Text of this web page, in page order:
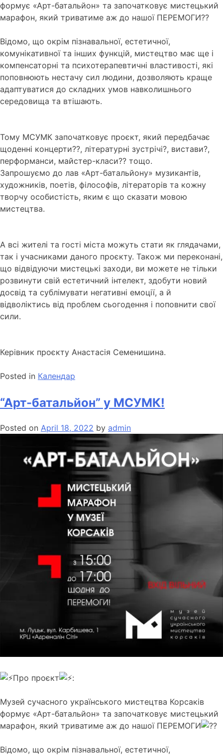
формує «Арт-батальйон» та започатковує мистецький
марафон, який триватиме аж до нашої ПЕРЕМОГИ??
Відомо, що окрім пізнавальної, естетичної,
комунікативної та інших функцій, мистецтво має ще і
компенсаторні та психотерапевтичні властивості, які
поповнюють нестачу сил людини, дозволяють краще
адаптуватися до складних умов навколишнього
середовища та втішають.
Тому МСУМК започатковує проєкт, який передбачає
щоденні концерти?‍?, літературні зустрічі?, вистави?,
перформанси, майстер-класи?‍? тощо.
Запрошуємо до лав «Арт-батальйону» музикантів,
художників, поетів, філософів, літераторів та кожну
творчу особистість, яким є що сказати мовою
мистецтва.
А всі жителі та гості міста можуть стати як глядачами,
так і учасниками даного проєкту. Також ми переконані,
що відвідуючи мистецькі заходи, ви можете не тільки
розвинути свій естетичний інтелект, здобути новий
досвід та сублімувати негативні емоції, а й
відволіктись від проблем сьогодення і поповнити свої
сили.
Керівник проєкту Анастасія Семенишина.
Posted in Календар
“Арт-батальйон” у МСУМК!
Posted on April 18, 2022 by admin
Про проєкт :
Музей сучасного українського мистецтва Корсаків
формує «Арт-батальйон» та започатковує мистецький
марафон, який триватиме аж до нашої ПЕРЕМОГИ
Відомо, що окрім пізнавальної, естетичної,